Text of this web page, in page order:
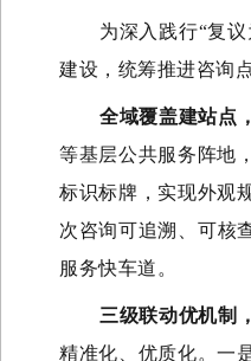
为深入践行“复
建设，统筹推进咨询
全域覆盖建站点
等基层公共服务阵地
标识标牌，实现外观
次咨询可追溯、可核
服务快车道 。
三级联动优机制
精准化、 优质化。一